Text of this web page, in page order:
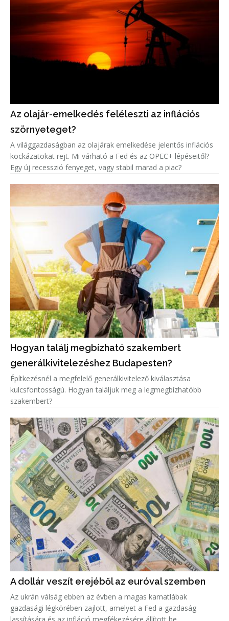
Az olajár-emelkedés feléleszti az inflációs
szörnyeteget?
A világgazdaságban az olajárak emelkedése jelentős inflációs
kockázatokat rejt. Mi várható a Fed és az OPEC+ lépéseitől?
Egy új recesszió fenyeget, vagy stabil marad a piac?
Hogyan találj megbízható szakembert
generálkivitelezéshez Budapesten?
Építkezésnél a megfelelő generálkivitelező kiválasztása
kulcsfontosságú. Hogyan találjuk meg a legmegbízhatóbb
szakembert?
A dollár veszít erejéből az euróval szemben
Az ukrán válság ebben az évben a magas kamatlábak
gazdasági légkörében zajlott, amelyet a Fed a gazdaság